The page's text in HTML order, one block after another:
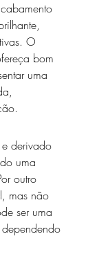
O
bom
uma
derivado
uma
outro
mas não
ser uma